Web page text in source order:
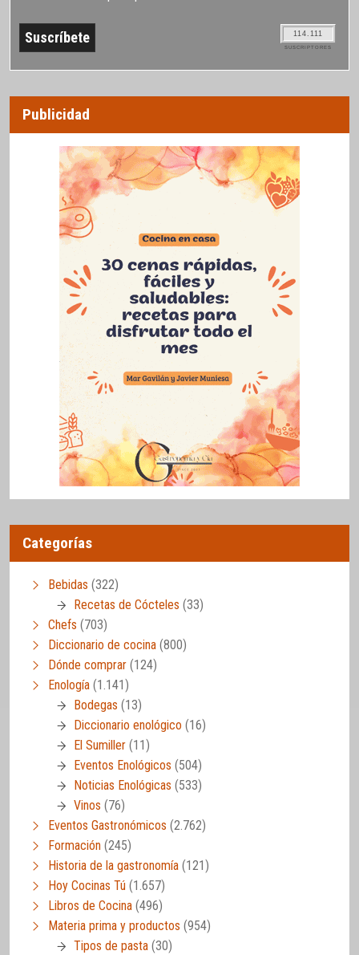
114.111
SUSCRIPTORES
Publicidad
Categorías
Bebidas (322)
Recetas de Cócteles (33)
Chefs (703)
Diccionario de cocina (800)
Dónde comprar (124)
Enología (1.141)
Bodegas (13)
Diccionario enológico (16)
El Sumiller (11)
Eventos Enológicos (504)
Noticias Enológicas (533)
Vinos (76)
Eventos Gastronómicos (2.762)
Formación (245)
Historia de la gastronomía (121)
Hoy Cocinas Tú (1.657)
Libros de Cocina (496)
Materia prima y productos (954)
Tipos de pasta (30)